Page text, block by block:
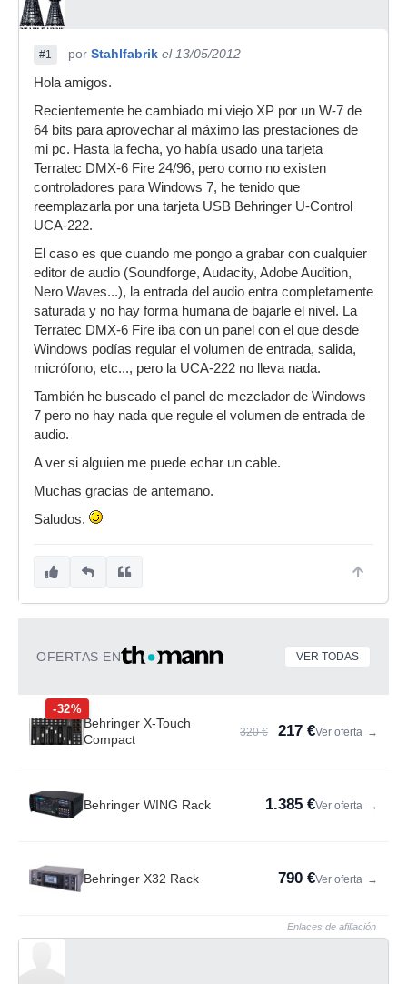
#1 por Stahlfabrik el 13/05/2012
Hola amigos.
Recientemente he cambiado mi viejo XP por un W-7 de
64 bits para aprovechar al máximo las prestaciones de
mi pc. Hasta la fecha, yo había usado una tarjeta
Terratec DMX-6 Fire 24/96, pero como no existen
controladores para Windows 7, he tenido que
reemplazarla por una tarjeta USB Behringer U-Control
UCA-222.
El caso es que cuando me pongo a grabar con cualquier
editor de audio (Soundforge, Audacity, Adobe Audition,
Nero Waves...), la entrada del audio entra completamente
saturada y no hay forma humana de bajarle el nivel. La
Terratec DMX-6 Fire iba con un panel con el que desde
Windows podías regular el volumen de entrada, salida,
micrófono, etc..., pero la UCA-222 no lleva nada.
También he buscado el panel de mezclador de Windows
7 pero no hay nada que regule el volumen de entrada de
audio.
A ver si alguien me puede echar un cable.
Muchas gracias de antemano.
Saludos.
OFERTAS EN VER TODAS
-32%
Behringer X-Touch
Compact
320 € 217 €Ver oferta →
Behringer WING Rack 1.385 €Ver oferta →
Behringer X32 Rack 790 €Ver oferta →
Enlaces de afiliación